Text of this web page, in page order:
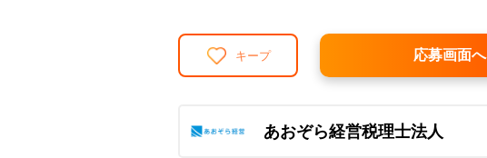
応募画面へ
キープ
あおぞら経営税理士法人